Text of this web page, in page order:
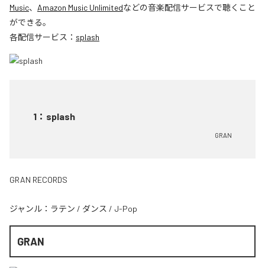
Music、 Amazon Music Unlimitedなどの音楽配信サービスで聴くこと
ができる。
各配信サービス： splash
1 ： splash
GRAN
GRAN RECORDS
ジャンル： ラテン / ダンス / J-Pop
GRAN